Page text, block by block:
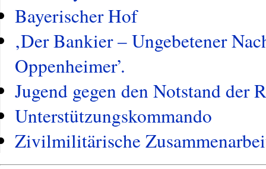
Bayerischer Hof
‚Der Bankier – Ungebetener
Oppenheimer’.
Jugend gegen den Notstand der
Unterstützungskommando
Zivilmilitärische